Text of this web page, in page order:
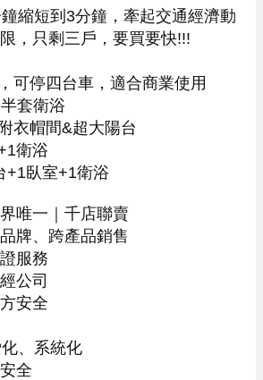
縮短到3分鐘，牽起交通經濟動
，只剩三戶，要買要快!!!
可停四台車，適合商業使用
套衛浴
衣帽間&超大陽台
衛浴
+1臥室+1衛浴
唯一｜千店聯賣
牌、跨產品銷售
服務
公司
安全
、系統化
全